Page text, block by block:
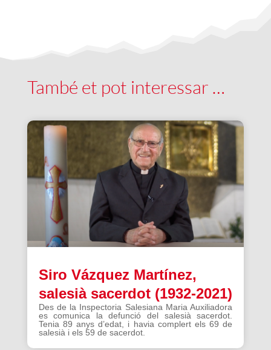
També et pot interessar …
Siro Vázquez Martínez,
salesià sacerdot (1932-2021)
Des de la Inspectoria Salesiana Maria Auxiliadora
es comunica la defunció del salesià sacerdot.
Tenia 89 anys d’edat, i havia complert els 69 de
salesià i els 59 de sacerdot.